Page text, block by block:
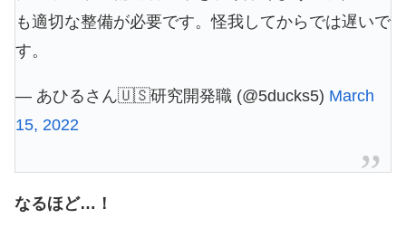
も適切な整備が必要です。怪我してからでは遅いで
す。
— あひるさん🇺🇸研究開発職 (@5ducks5) March
15, 2022
なるほど…！